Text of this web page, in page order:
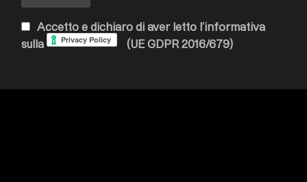
Accetto e dichiaro di aver letto l’informativa
sulla
(UE GDPR 2016/679)